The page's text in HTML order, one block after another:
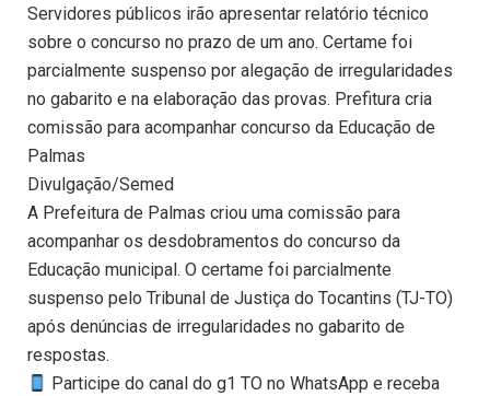
Servidores públicos irão apresentar relatório técnico
sobre o concurso no prazo de um ano. Certame foi
parcialmente suspenso por alegação de irregularidades
no gabarito e na elaboração das provas. Prefitura cria
comissão para acompanhar concurso da Educação de
Palmas
Divulgação/Semed
A Prefeitura de Palmas criou uma comissão para
acompanhar os desdobramentos do concurso da
Educação municipal. O certame foi parcialmente
suspenso pelo Tribunal de Justiça do Tocantins (TJ-TO)
após denúncias de irregularidades no gabarito de
respostas.
Participe do canal do g1 TO no WhatsApp e receba